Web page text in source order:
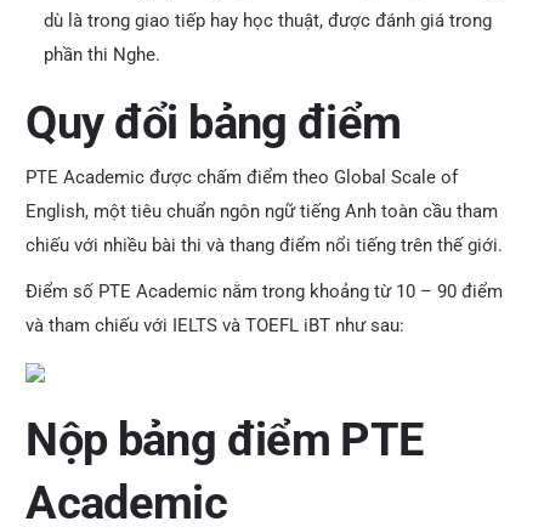
dù là trong giao tiếp hay học thuật, được đánh giá trong
phần thi Nghe.
Quy đổi bảng điểm
PTE Academic được chấm điểm theo Global Scale of
English, một tiêu chuẩn ngôn ngữ tiếng Anh toàn cầu tham
chiếu với nhiều bài thi và thang điểm nổi tiếng trên thế giới.
Điểm số PTE Academic nằm trong khoảng từ 10 – 90 điểm
và tham chiếu với IELTS và TOEFL iBT như sau:
Nộp bảng điểm PTE
Academic